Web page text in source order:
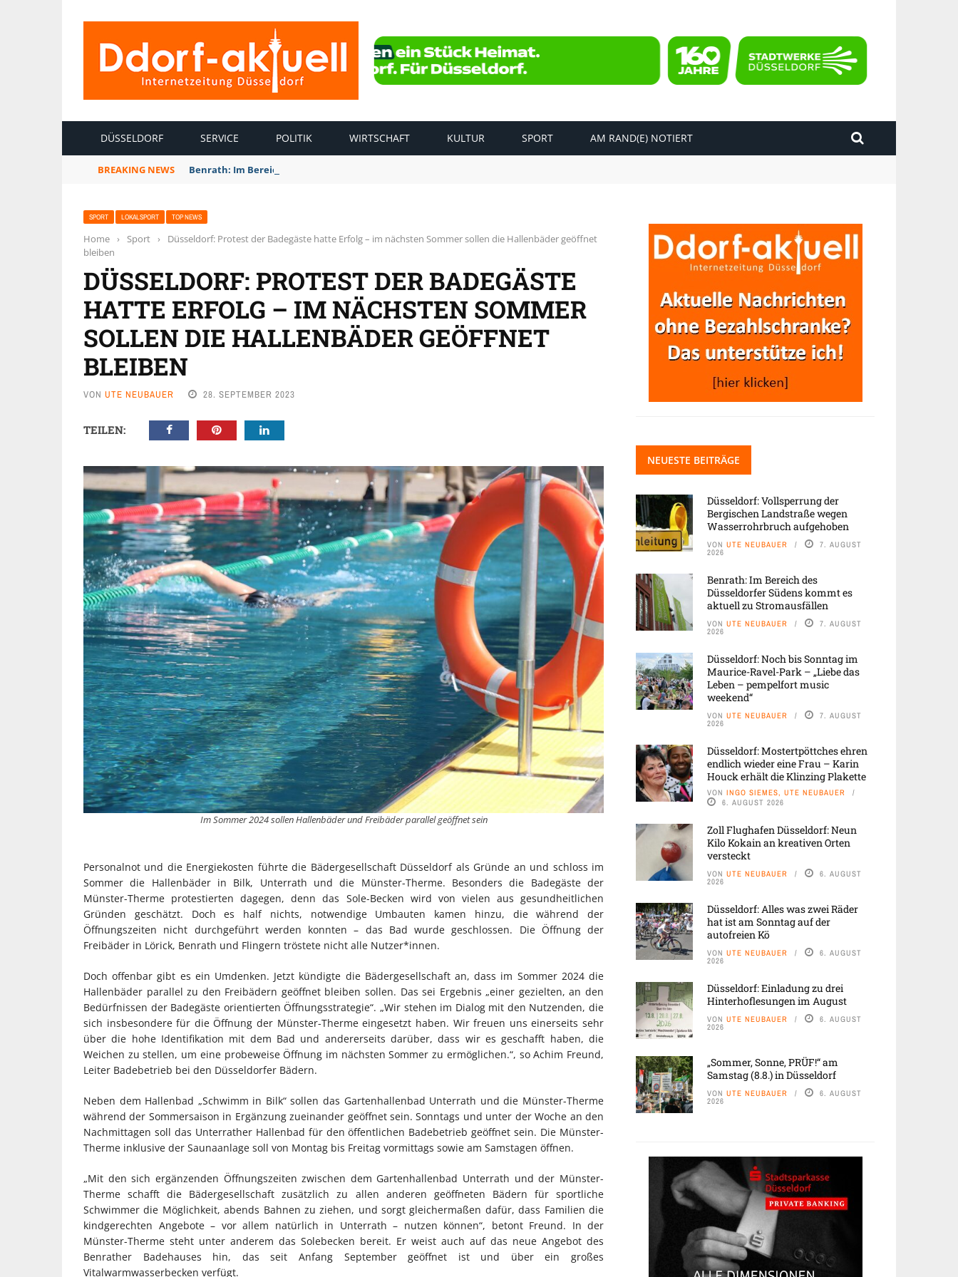
DÜSSELDORF SERVICE POLITIK WIRTSCHAFT KULTUR SPORT AM RAND(E) NOTIERT
BREAKING NEWS Benrath: Im Bereich des Düsseldorfer Südens kommt es aktuell zu Stromausfällen
SPORT LOKALSPORT TOP NEWS
Home › Sport ›
Düsseldorf: Protest der Badegäste hatte Erfolg – im nächsten Sommer sollen die Hallenbäder geöffnet
bleiben
DÜSSELDORF: PROTEST DER BADEGÄSTE
HATTE ERFOLG – IM NÄCHSTEN SOMMER
SOLLEN DIE HALLENBÄDER GEÖFFNET
BLEIBEN
VON UTE NEUBAUER 28. SEPTEMBER 2023
TEILEN:
Im Sommer 2024 sollen Hallenbäder und Freibäder parallel geöffnet sein
Personalnot und die Energiekosten führte die Bädergesellschaft Düsseldorf als Gründe an und schloss im
Sommer die Hallenbäder in Bilk, Unterrath und die Münster-Therme. Besonders die Badegäste der
Münster-Therme protestierten dagegen, denn das Sole-Becken wird von vielen aus gesundheitlichen
Gründen geschätzt. Doch es half nichts, notwendige Umbauten kamen hinzu, die während der
Öffnungszeiten nicht durchgeführt werden konnten – das Bad wurde geschlossen. Die Öffnung der
Freibäder in Lörick, Benrath und Flingern tröstete nicht alle Nutzer*innen.
Doch offenbar gibt es ein Umdenken. Jetzt kündigte die Bädergesellschaft an, dass im Sommer 2024 die
Hallenbäder parallel zu den Freibädern geöffnet bleiben sollen. Das sei Ergebnis „einer gezielten, an den
Bedürfnissen der Badegäste orientierten Öffnungsstrategie“. „Wir stehen im Dialog mit den Nutzenden, die
sich insbesondere für die Öffnung der Münster-Therme eingesetzt haben. Wir freuen uns einerseits sehr
über die hohe Identifikation mit dem Bad und andererseits darüber, dass wir es geschafft haben, die
Weichen zu stellen, um eine probeweise Öffnung im nächsten Sommer zu ermöglichen.“, so Achim Freund,
Leiter Badebetrieb bei den Düsseldorfer Bädern.
Neben dem Hallenbad „Schwimm in Bilk“ sollen das Gartenhallenbad Unterrath und die Münster-Therme
während der Sommersaison in Ergänzung zueinander geöffnet sein. Sonntags und unter der Woche an den
Nachmittagen soll das Unterrather Hallenbad für den öffentlichen Badebetrieb geöffnet sein. Die Münster-
Therme inklusive der Saunaanlage soll von Montag bis Freitag vormittags sowie am Samstagen öffnen.
„Mit den sich ergänzenden Öffnungszeiten zwischen dem Gartenhallenbad Unterrath und der Münster-
Therme schafft die Bädergesellschaft zusätzlich zu allen anderen geöffneten Bädern für sportliche
Schwimmer die Möglichkeit, abends Bahnen zu ziehen, und sorgt gleichermaßen dafür, dass Familien die
kindgerechten Angebote – vor allem natürlich in Unterrath – nutzen können“, betont Freund. In der
Münster-Therme steht unter anderem das Solebecken bereit. Er weist auch auf das neue Angebot des
Benrather Badehauses hin, das seit Anfang September geöffnet ist und über ein großes
Vitalwarmwasserbecken verfügt.
NEUESTE BEITRÄGE
Düsseldorf: Vollsperrung der
Bergischen Landstraße wegen
Wasserrohrbruch aufgehoben
VON UTE NEUBAUER 7. AUGUST
2026
Benrath: Im Bereich des
Düsseldorfer Südens kommt es
aktuell zu Stromausfällen
VON UTE NEUBAUER 7. AUGUST
2026
Düsseldorf: Noch bis Sonntag im
Maurice-Ravel-Park – „Liebe das
Leben – pempelfort music
weekend“
VON UTE NEUBAUER 7. AUGUST
2026
Düsseldorf: Mostertpöttches ehren
endlich wieder eine Frau – Karin
Houck erhält die Klinzing Plakette
VON INGO SIEMES, UTE NEUBAUER
6. AUGUST 2026
Zoll Flughafen Düsseldorf: Neun
Kilo Kokain an kreativen Orten
versteckt
VON UTE NEUBAUER 6. AUGUST
2026
Düsseldorf: Alles was zwei Räder
hat ist am Sonntag auf der
autofreien Kö
VON UTE NEUBAUER 6. AUGUST
2026
Düsseldorf: Einladung zu drei
Hinterhoflesungen im August
VON UTE NEUBAUER 6. AUGUST
2026
„Sommer, Sonne, PRÜF!“ am
Samstag (8.8.) in Düsseldorf
VON UTE NEUBAUER 6. AUGUST
2026